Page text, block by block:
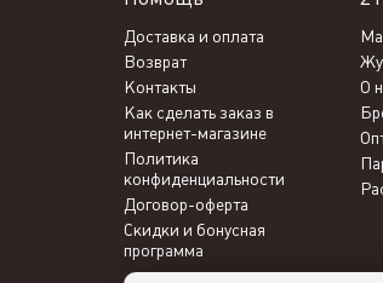
О
Доставка и оплата
Возврат
Контакты
Как сделать заказ в
интернет-магазине
Политика
конфиденциальности
Договор-оферта
Скидки и бонусная
программа